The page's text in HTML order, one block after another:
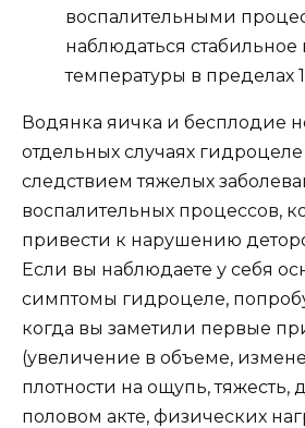
воспалительными
наблюдаться
температуры в пределах
Водянка яичка и бесплодие
отдельных случаях гидроцеле
следствием тяжелых
воспалительных процессов,
привести к нарушению
Если вы наблюдаете у себя
симптомы гидроцеле,
когда вы заметили первые
(увеличение в объеме,
плотности на ощупь,
половом акте, физических